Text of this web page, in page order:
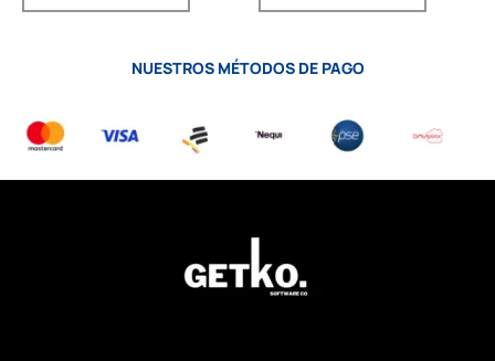
NUESTROS MÉTODOS DE PAGO